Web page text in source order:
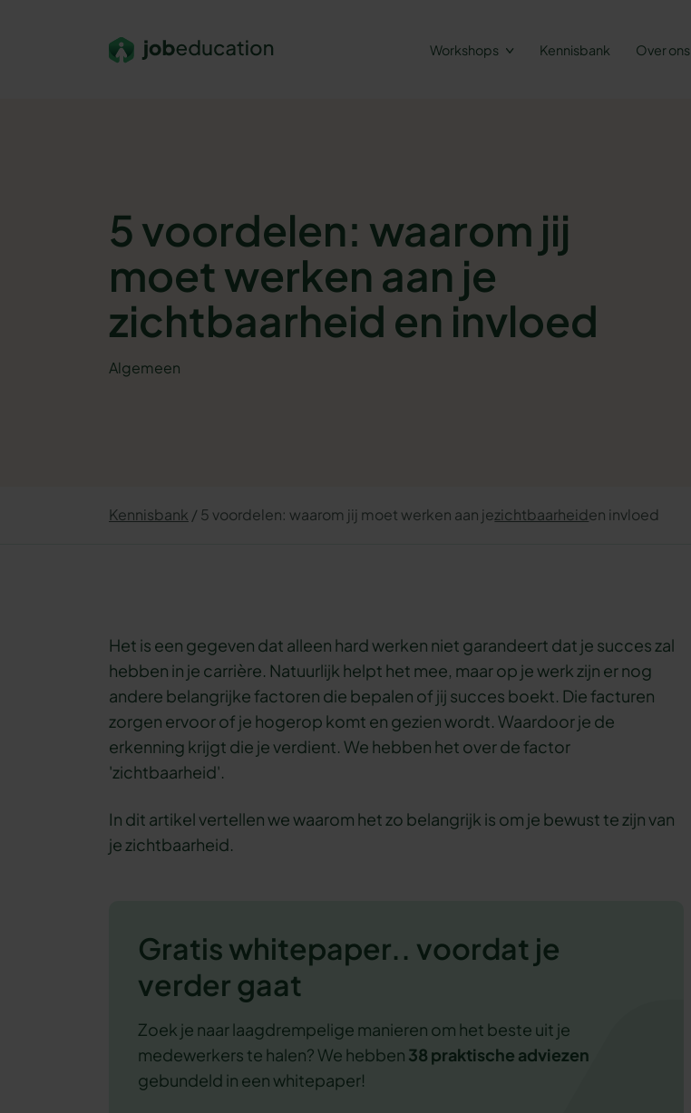
Workshops Kennisbank Over ons
5 voordelen: waarom jij
moet werken aan je
zichtbaarheid en invloed
Algemeen
Kennisbank 5 voordelen: waarom jij moet werken aan jezichtbaarheiden invloed
Het is een gegeven dat alleen hard werken niet garandeert dat je succes zal
hebben in je carrière. Natuurlijk helpt het mee, maar op je werk zijn er nog
andere belangrijke factoren die bepalen of jij succes boekt. Die facturen
zorgen ervoor of je hogerop komt en gezien wordt. Waardoor je de
erkenning krijgt die je verdient. We hebben het over de factor
'zichtbaarheid'.
In dit artikel vertellen we waarom het zo belangrijk is om je bewust te zijn van
je zichtbaarheid.
Gratis whitepaper.. voordat je
verder gaat
Zoek je naar laagdrempelige manieren om het beste uit je
medewerkers te halen? We hebben 38 praktische adviezen
gebundeld in een whitepaper!